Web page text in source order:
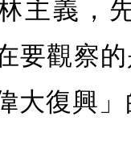
主義，
要觀察
大復興